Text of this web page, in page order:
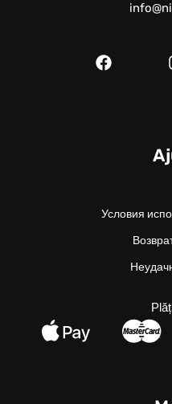
Условия